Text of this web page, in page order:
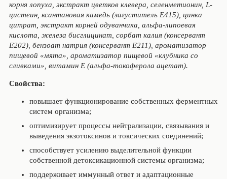
корня лопуха, экстракт цветков клевера, селенметионин, L-
цистеин, ксантановая камедь (загуститель Е415), цинка
цитрат, экстракт корней одуванчика, альфа-липоевая
кислота, железа бисглицинат, сорбат калия (консервант
Е202), бензоат натрия (консервант Е211), ароматизатор
пищевой «мята», ароматизатор пищевой «клубника со
сливками», витамин Е (альфа-токоферола ацетат).
Свойства:
повышает функционирование собственных ферментных
систем организма;
оптимизирует процессы нейтрализации, связывания и
выведения экзотоксинов и токсических соединений;
способствует усилению выделительной функции
собственной детоксикационной системы организма;
поддерживает иммунный ответ и адаптационные